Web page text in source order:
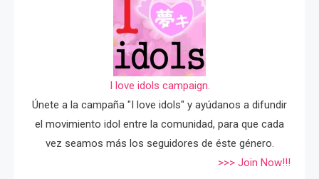
I love idols campaign.
Únete a la campaña "I love idols" y ayúdanos a difundir
el movimiento idol entre la comunidad, para que cada
vez seamos más los seguidores de éste género.
>>> Join Now!!!